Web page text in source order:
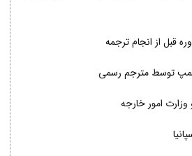
قبل از انجام ترجمه
توسط مترجم رسمی
امور خارجه